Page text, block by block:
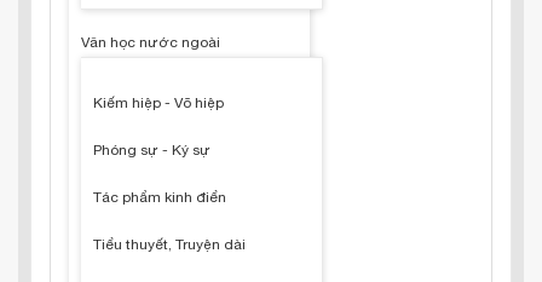
Văn học nước ngoài
Kiếm hiệp - Võ hiệp
Phóng sự - Ký sự
Tác phẩm kinh điển
Tiểu thuyết, Truyện dài